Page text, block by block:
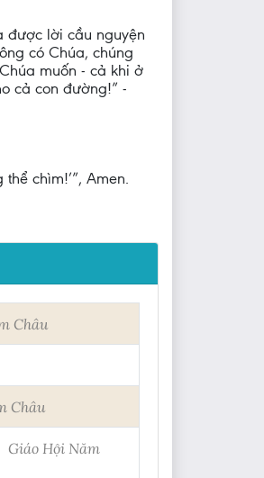
được lời cầu nguyện
có Chúa, chúng
muốn - cả khi ở
cả con đường!” -
chìm!’”, Amen.
Châu
Châu
Giáo Hội Năm